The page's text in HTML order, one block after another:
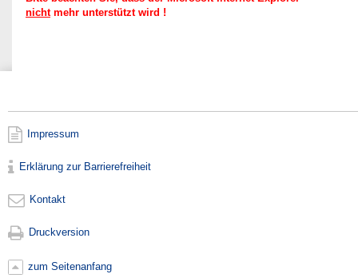
nichtmehr unterstützt wird !
Impressum
Erklärung zur Barrierefreiheit
Kontakt
Druckversion
zum Seitenanfang